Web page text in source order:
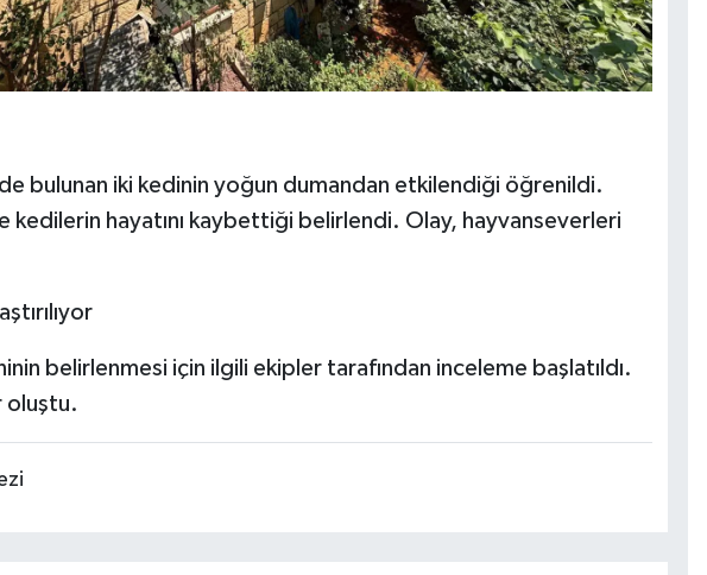
bulunan iki kedinin yoğun dumandan etkilendiği öğrenildi.
kedilerin hayatını kaybettiği belirlendi. Olay, hayvanseverleri
belirlenmesi için ilgili ekipler tarafından inceleme başlatıldı.
oluştu.